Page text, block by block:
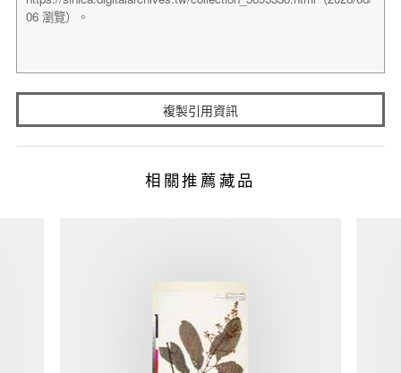
複製引用資訊
相關推薦藏品